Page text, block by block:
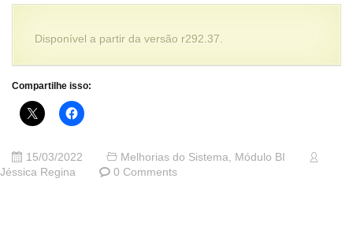
Disponível a partir da versão r292.37.
Compartilhe isso:
15/03/2022 Melhorias do Sistema
Módulo BI
Jéssica Regina
0 Comments